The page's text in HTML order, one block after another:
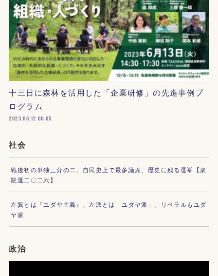
十三日に森林を活用した「企業研修」の先進事例プ
ログラム
2023.06.12 00:05
社会
戦後初の単独三分の二、自民史上で最多議席、歴史に残る選挙【衆
院選二〇二六】
左翼とは『ユダヤ主義』、左派とは「ユダヤ派」。リベラルもユダ
ヤ派
政治